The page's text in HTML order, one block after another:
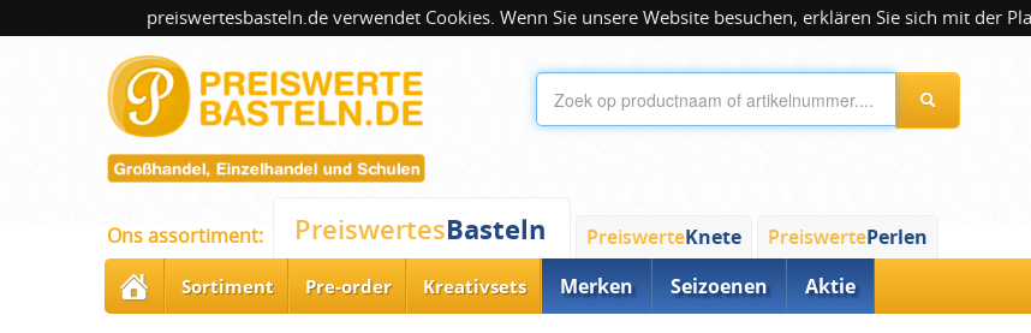
preiswertesbasteln.de verwendet Cookies. Wenn Sie unsere Website besuchen, erklären Sie sich mit der
Ons assortiment: PreiswertesBasteln PreiswerteKnete PreiswertePerlen
Sortiment Pre-order Kreativsets Merken Seizoenen Aktie